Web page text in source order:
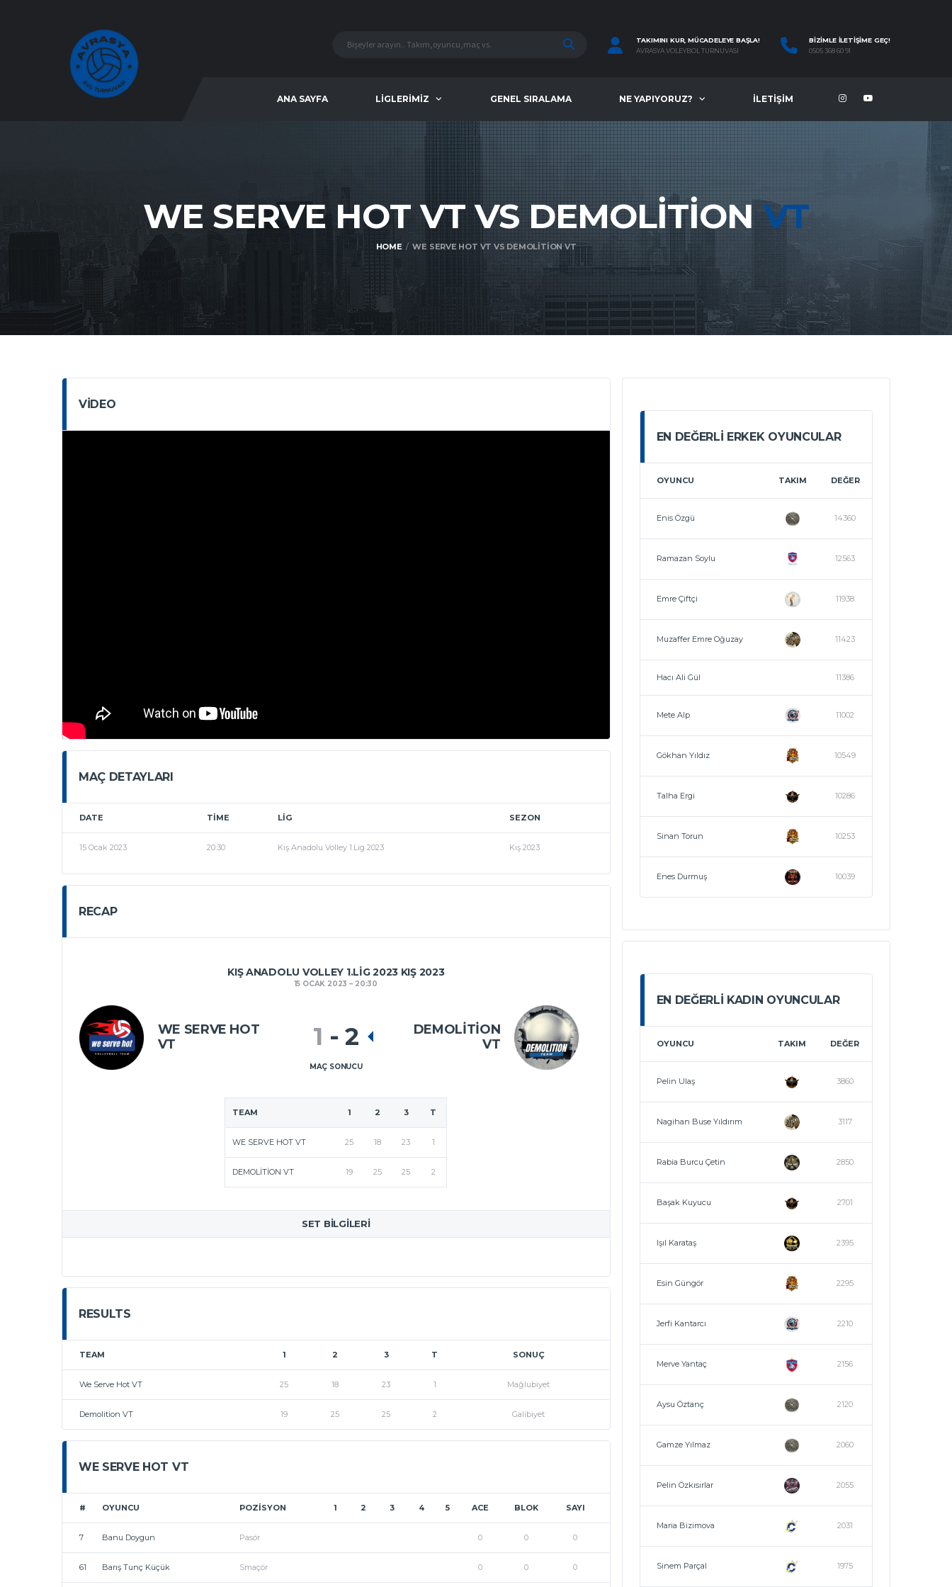
TAKIMINI KUR, MÜCADELEYE BAŞLA!
AVRASYA VOLEYBOL TURNUVASI
BIZIMLE İLETIŞIME GEÇ!
0505 368 60 91
ANA SAYFA LIGLERIMIZ GENEL SIRALAMA NE YAPIYORUZ? İLETIŞIM
WE SERVE HOT VT VS DEMOLITIONVT
HOME WE SERVE HOT VT VS DEMOLITION VT
VIDEO
MAÇ DETAYLARI
DATE TIME LIG SEZON
15 Ocak 2023 20:30 Kış Anadolu Volley 1.Lig 2023 Kış 2023
RECAP
KIŞ ANADOLU VOLLEY 1.LIG 2023 KIŞ 2023
15 OCAK 2023 20:30
WE SERVE HOT
VT
DEMOLITION
VT
1 - 2
MAÇ SONUCU
TEAM 1 2 3 T
WE SERVE HOT VT 25 18 23 1
DEMOLITION VT 19 25 25 2
SET BILGILERI
RESULTS
TEAM 1 2 3 T SONUÇ
We Serve Hot VT 25 18 23 1 Mağlubiyet
Demolition VT 19 25 25 2 Galibiyet
WE SERVE HOT VT
# OYUNCU POZISYON 1 2 3 4 5 ACE BLOK SAYI
7 Banu Doygun Pasör 0 0 0
61 Barış Tunç Küçük Smaçör 0 0 0
EN DEĞERLI ERKEK OYUNCULAR
OYUNCU TAKIM DEĞER
Enis Özgü 14360
Ramazan Soylu 12563
Emre Çiftçi 11938
Muzaffer Emre Oğuzay 11423
Hacı Ali Gül 11386
Mete Alp 11002
Gökhan Yıldız 10549
Talha Ergi 10286
Sinan Torun 10253
Enes Durmuş 10039
EN DEĞERLI KADIN OYUNCULAR
OYUNCU TAKIM DEĞER
Pelin Ulaş 3860
Nagihan Buse Yıldırım 3117
Rabia Burcu Çetin 2850
Başak Kuyucu 2701
Işıl Karataş 2395
Esin Güngör 2295
Jerfi Kantarcı 2210
Merve Yantaç 2156
Aysu Öztanç 2120
Gamze Yılmaz 2060
Pelin Özkısırlar 2055
Maria Bizimova 2031
Sinem Parçal 1975